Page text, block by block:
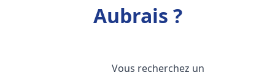
Aubrais ?
Vous recherchez un